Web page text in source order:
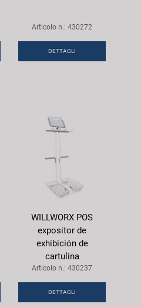
Articolo n.: 430272
DETTAGLI
WILLWORX POS
expositor de
exhibición de
cartulina
Articolo n.: 430237
DETTAGLI